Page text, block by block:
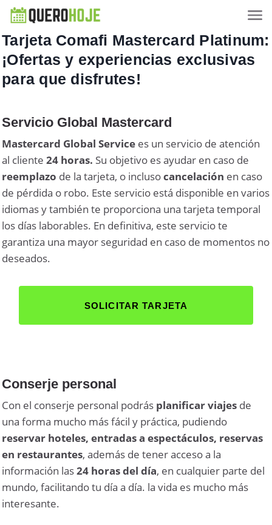
Tarjeta Comafi Mastercard Platinum:
¡Ofertas y experiencias exclusivas
para que disfrutes!
Servicio Global Mastercard
Mastercard Global Service es un servicio de atención
al cliente 24 horas. Su objetivo es ayudar en caso de
reemplazo de la tarjeta, o inclusocancelación en caso
de pérdida o robo. Este servicio está disponible en varios
idiomas y también te proporciona una tarjeta temporal
los días laborables. En definitiva, este servicio te
garantiza una mayor seguridad en caso de momentos no
deseados.
SOLICITAR TARJETA
Conserje personal
Con el conserje personal podrás planificar viajes de
una forma mucho más fácil y práctica, pudiendo
reservar hoteles, entradas a espectáculos, reservas
en restaurantes, además de tener acceso a la
información las24 horas del día, en cualquier parte del
mundo, facilitando tu día a día. la vida es mucho más
interesante.